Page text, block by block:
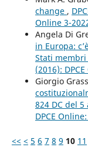
change ,
Online 3-
Angela Di
in Europa:
Stati membri
(2016):
Giorgio
824 DC del
DPCE
<< < 5 6 7 8 9 10 11